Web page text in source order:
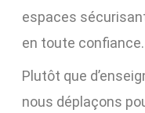
espaces
en toute confiance.
Plutôt que
nous déplaçons